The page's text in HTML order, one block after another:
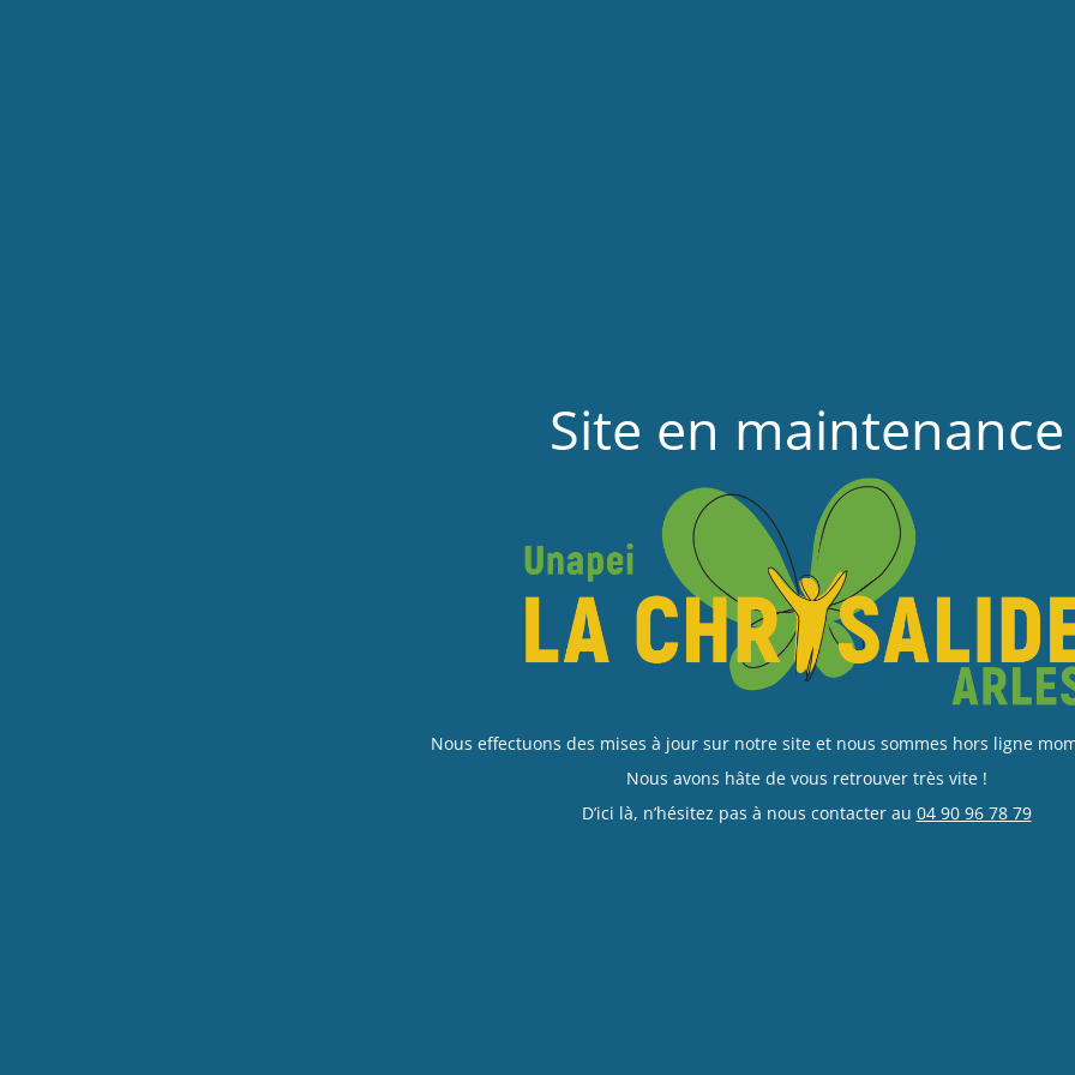
Site en maintenance
Nous effectuons des mises à jour sur notre site et nous sommes hors ligne
Nous avons hâte de vous retrouver très vite !
D’ici là, n’hésitez pas à nous contacter au 04 90 96 78 79